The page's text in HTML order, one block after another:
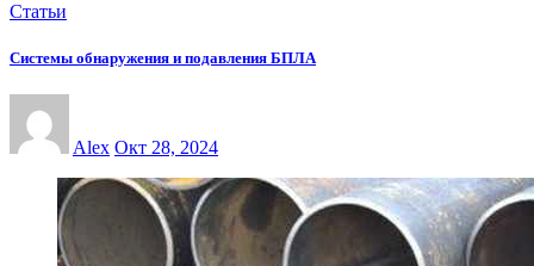
Статьи
Системы обнаружения и подавления БПЛА
Alex Окт 28, 2024